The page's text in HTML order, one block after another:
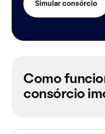
Simular consórcio
Como
consórcio